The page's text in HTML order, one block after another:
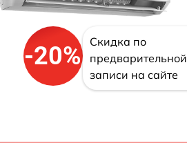
-20%
Скидка по
предварительной
записи на сайте